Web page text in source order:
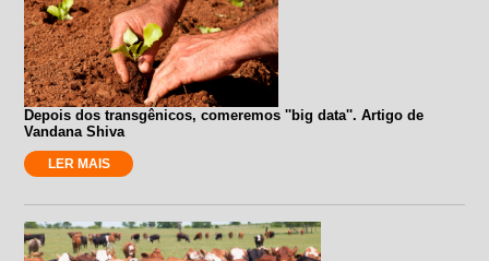
Depois dos transgênicos, comeremos ''big data''. Artigo de
Vandana Shiva
LER MAIS